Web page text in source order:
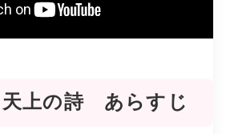
天上の詩 あらすじ